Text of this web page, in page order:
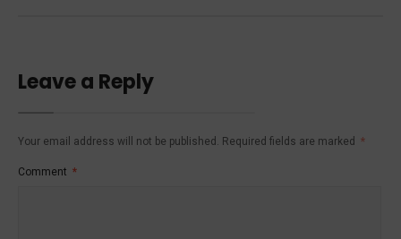
Leave a Reply
Your email address will not be published. Required fields are marked *
Comment *